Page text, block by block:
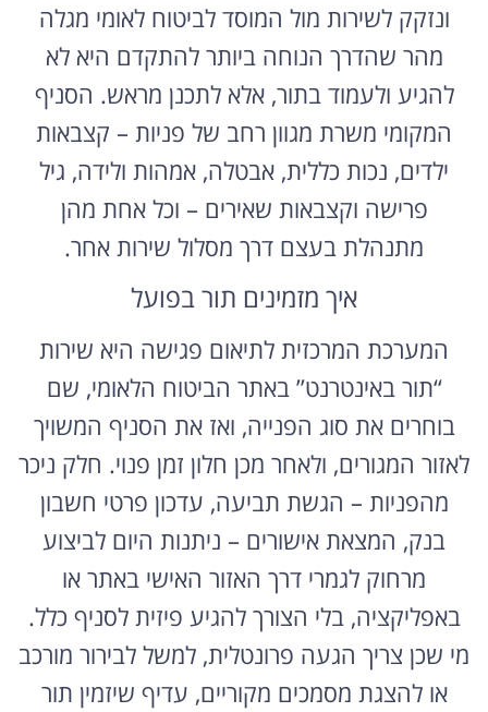
ונזקק לשירות מול המוסד לביטוח לאומי מגלה
מהר שהדרך הנוחה ביותר להתקדם היא לא
להגיע ולעמוד בתור, אלא לתכנן מראש. הסניף
המקומי משרת מגוון רחב של פניות – קצבאות
ילדים, נכות כללית, אבטלה, אמהות ולידה, גיל
פרישה וקצבאות שאירים – וכל אחת מהן
מתנהלת בעצם דרך מסלול שירות אחר.
איך מזמינים תור בפועל
המערכת המרכזית לתיאום פגישה היא שירות
“תור באינטרנט” באתר הביטוח הלאומי, שם
בוחרים את סוג הפנייה, ואז את הסניף המשויך
לאזור המגורים, ולאחר מכן חלון זמן פנוי. חלק ניכר
מהפניות – הגשת תביעה, עדכון פרטי חשבון
בנק, המצאת אישורים – ניתנות היום לביצוע
מרחוק לגמרי דרך האזור האישי באתר או
באפליקציה, בלי הצורך להגיע פיזית לסניף כלל.
מי שכן צריך הגעה פרונטלית, למשל לבירור מורכב
או להצגת מסמכים מקוריים, עדיף שיזמין תור